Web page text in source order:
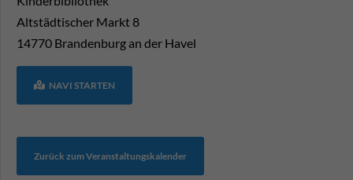
Altstädtischer Markt 8
14770 Brandenburg an der Havel
NAVI STARTEN
Zurück zum Veranstaltungskalender